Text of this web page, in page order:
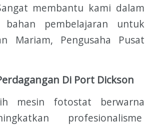
membantu kami dalam
bahan pembelajaran untuk
Mariam, Pengusaha Pusat
Di Port Dickson
mesin fotostat berwarna
profesionalisme